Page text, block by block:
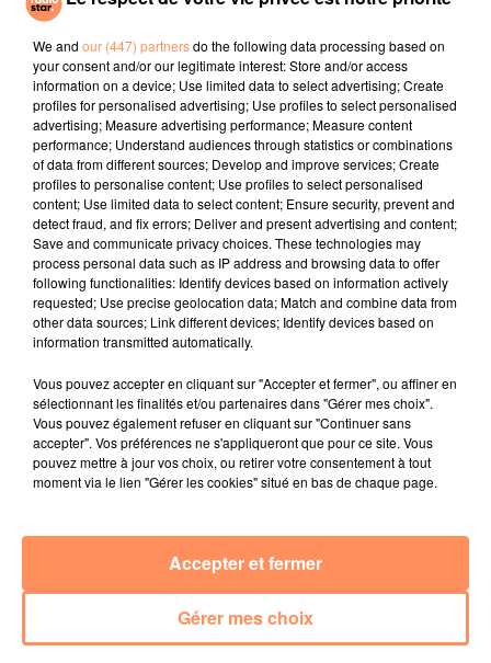
Soirée Mondaine
It Wasn't Me Talk To You
l'horoscope
Bélier Taureau Gémeaux
We and our (447) partnersdo the following data processing based on
your consent and/or our legitimate interest: Store and/or access
information on a device; Use limited data to select advertising; Create
profiles for personalised advertising; Use profiles to select personalised
advertising; Measure advertising performance; Measure content
performance; Understand audiences through statistics or combinations
of data from different sources; Develop and improve services; Create
profiles to personalise content; Use profiles to select personalised
content; Use limited data to select content; Ensure security, prevent and
detect fraud, and fix errors; Deliver and present advertising and content;
Save and communicate privacy choices. These technologies may
process personal data such as IP address and browsing data to offer
following functionalities: Identify devices based on information actively
requested; Use precise geolocation data; Match and combine data from
other data sources; Link different devices; Identify devices based on
information transmitted automatically.
Vous pouvez accepter en cliquant sur "Accepter et fermer", ou affiner en
sélectionnant les finalités et/ou partenaires dans "Gérer mes choix".
Vous pouvez également refuser en cliquant sur "Continuer sans
accepter". Vos préférences ne s'appliqueront que pour ce site. Vous
pouvez mettre à jour vos choix, ou retirer votre consentement à tout
moment via le lien "Gérer les cookies" situé en bas de chaque page.
Gérer mes choix
Accepter et fermer